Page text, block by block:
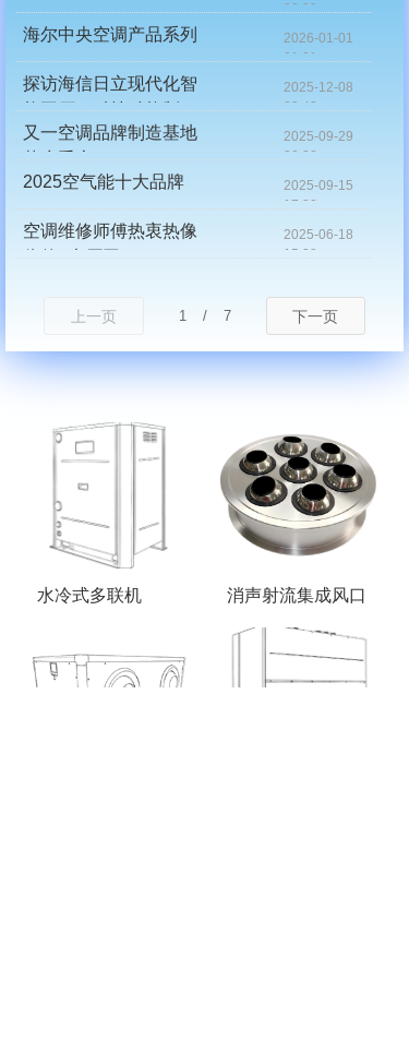
水冷式多联机 消声射流集成风口
02:02
海尔中央空调产品系列
2026-01-01
01:01
探访海信日立现代化智
能工厂：科技赋能制
造，智造引领未来
2025-12-08
09:42
又一空调品牌制造基地
落户重庆
2025-09-29
09:28
2025空气能十大品牌
2025-09-15
17:39
空调维修师傅热衷热像
仪的5大原因
2025-06-18
15:28
上一页 1 / 7 下一页